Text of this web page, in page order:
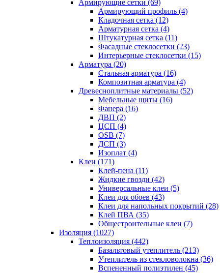
Армирующие сетки (69)
Армирующий профиль (4)
Кладочная сетка (12)
Арматурная сетка (4)
Штукатурная сетка (11)
Фасадные стеклосетки (23)
Интерьерные стеклосетки (15)
Арматура (20)
Стальная арматура (16)
Композитная арматура (4)
Древесноплитные материалы (52)
Мебельные щиты (16)
Фанера (16)
ДВП (2)
ЦСП (4)
OSB (7)
ДСП (3)
Изоплат (4)
Клеи (171)
Клей-пена (11)
Жидкие гвозди (42)
Универсальные клеи (5)
Клеи для обоев (43)
Клеи для напольных покрытий (28)
Клей ПВА (35)
Общестроительные клеи (7)
Изоляция (1027)
Теплоизоляция (442)
Базальтовый утеплитель (213)
Утеплитель из стекловолокна (36)
Вспененный полиэтилен (45)